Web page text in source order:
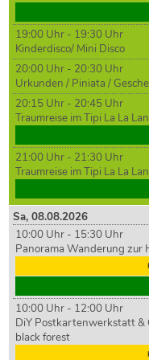
19:00 Uhr - 19:30 Uhr
Kinderdisco/ Mini Disco
20:00 Uhr - 20:30 Uhr
Urkunden / Piniata /
20:15 Uhr - 20:45 Uhr
Traumreise im Tipi La La
21:00 Uhr - 21:30 Uhr
Traumreise im Tipi La La
Sa,08.08.2026
10:00 Uhr - 15:30 Uhr
Panorama Wanderung zur
10:00 Uhr - 12:00 Uhr
DiY Postkartenwerkstatt &
black forest